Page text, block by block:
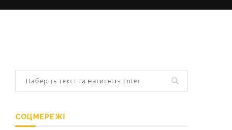
СОЦМЕРЕЖІ